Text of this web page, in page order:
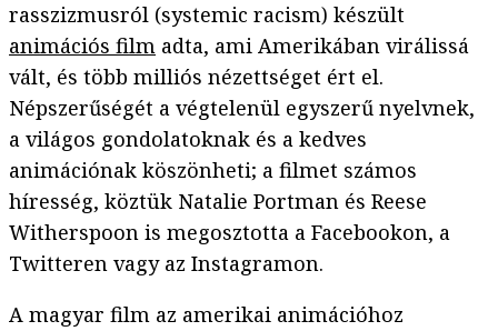
rasszizmusról (systemic racism) készült
animációs film adta, ami Amerikában virálissá
vált, és több milliós nézettséget ért el.
Népszerűségét a végtelenül egyszerű nyelvnek,
a világos gondolatoknak és a kedves
animációnak köszönheti; a filmet számos
híresség, köztük Natalie Portman és Reese
Witherspoon is megosztotta a Facebookon, a
Twitteren vagy az Instagramon.
A magyar film az amerikai animációhoz